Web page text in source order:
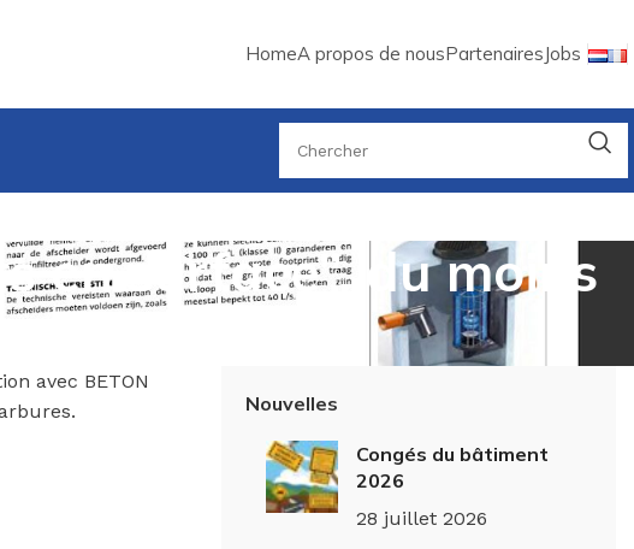
HomeA propos de nousPartenairesJobs
en surface”, du moins
avec BETON
Nouvelles
Congés du bâtiment
2026
28 juillet 2026